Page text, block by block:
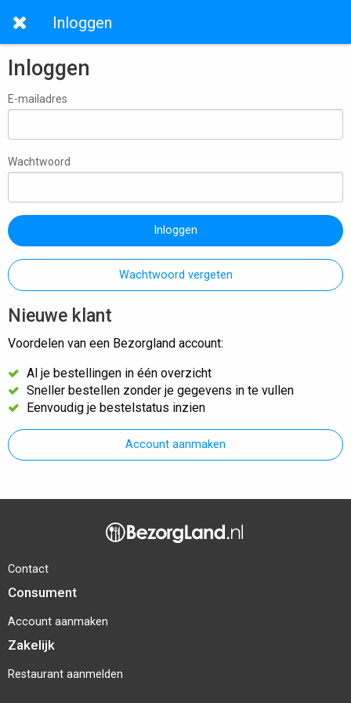
Inloggen
Inloggen
E-mailadres
Wachtwoord
Inloggen
Wachtwoord vergeten
Nieuwe klant
Voordelen van een Bezorgland account:
Al je bestellingen in één overzicht
Sneller bestellen zonder je gegevens in te vullen
Eenvoudig je bestelstatus inzien
Account aanmaken
Contact
Consument
Account aanmaken
Zakelijk
Restaurant aanmelden